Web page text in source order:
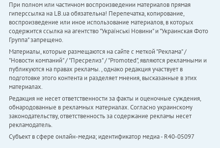
При полном или частичном воспроизведении материалов прямая
гиперссылка на LB.ua обязательна! Перепечатка, копирование,
воспроизведение или иное использование материалов, в которых
содержится ссылка на агентство "Українськi Новини" и "Украинская Фото
Группа" запрещено.
Материалы, которые размещаются на сайте с меткой "Реклама" /
"Новости компаний" / "Пресрелиз" / "Promoted", являются рекламными и
публикуются на правах рекламы. , однако редакция участвует в
подготовке этого контента и разделяет мнения, высказанные в этих
материалах.
Редакция не несет ответственности за факты и оценочные суждения,
обнародованные в рекламных материалах. Согласно украинскому
законодательству, ответственность за содержание рекламы несет
рекламодатель.
Субъект в сфере онлайн-медиа; идентификатор медиа - R40-05097